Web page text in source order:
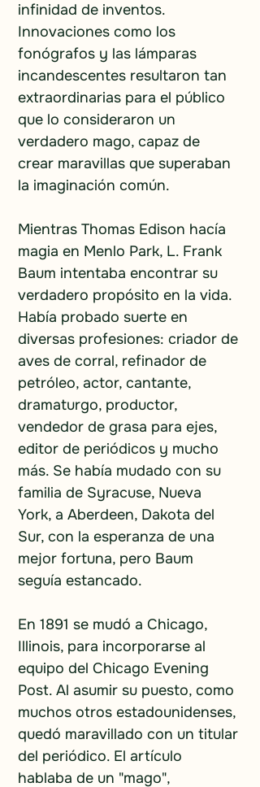
infinidad de inventos.
Innovaciones como los
fonógrafos y las lámparas
incandescentes resultaron tan
extraordinarias para el público
que lo consideraron un
verdadero mago, capaz de
crear maravillas que superaban
la imaginación común.
Mientras Thomas Edison hacía
magia en Menlo Park, L. Frank
Baum intentaba encontrar su
verdadero propósito en la vida.
Había probado suerte en
diversas profesiones: criador de
aves de corral, refinador de
petróleo, actor, cantante,
dramaturgo, productor,
vendedor de grasa para ejes,
editor de periódicos y mucho
más. Se había mudado con su
familia de Syracuse, Nueva
York, a Aberdeen, Dakota del
Sur, con la esperanza de una
mejor fortuna, pero Baum
seguía estancado.
En 1891 se mudó a Chicago,
Illinois, para incorporarse al
equipo del Chicago Evening
Post. Al asumir su puesto, como
muchos otros estadounidenses,
quedó maravillado con un titular
del periódico. El artículo
hablaba de un "mago",